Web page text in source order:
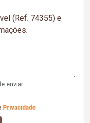
enviar.
Privacidade